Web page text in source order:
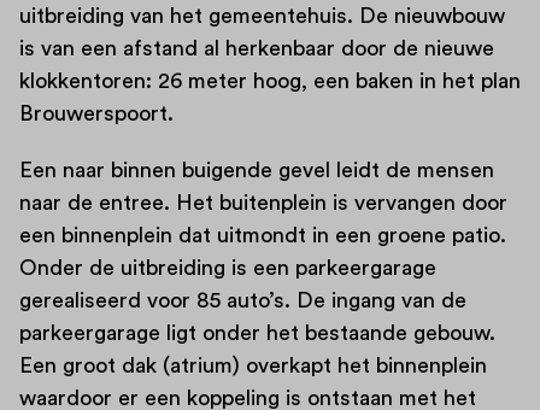
uitbreiding van het gemeentehuis. De nieuwbouw
is van een afstand al herkenbaar door de nieuwe
klokkentoren: 26 meter hoog, een baken in het plan
Brouwerspoort.
Een naar binnen buigende gevel leidt de mensen
naar de entree. Het buitenplein is vervangen door
een binnenplein dat uitmondt in een groene patio.
Onder de uitbreiding is een parkeergarage
gerealiseerd voor 85 auto’s. De ingang van de
parkeergarage ligt onder het bestaande gebouw.
Een groot dak (atrium) overkapt het binnenplein
waardoor er een koppeling is ontstaan met het